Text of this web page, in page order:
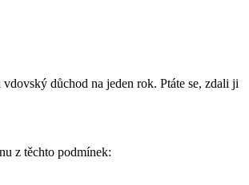
důchod na jeden rok. Ptáte se, zdali ji
z těchto podmínek: